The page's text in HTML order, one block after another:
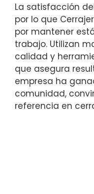
La satisfacción
por lo que
por mantener
trabajo. Utilizan
calidad y
que asegura
empresa ha
comunidad,
referencia en